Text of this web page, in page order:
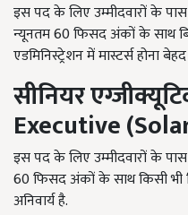
इस पद के लिए उम्मीदवारों के
न्यूनतम 60 फिसद अंकों के साथ
एडमिनिस्ट्रेशन में मास्टर्स होना
सीनियर
Executive
इस पद के लिए उम्मीदवारों के पास
60 फिसद अंकों के साथ किसी भी
अनिवार्य है.